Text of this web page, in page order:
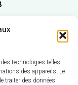
technologies telles
des appareils. Le
traiter des données